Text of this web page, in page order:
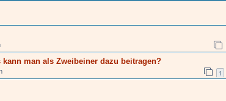
man als Zweibeiner dazu beitragen?
1